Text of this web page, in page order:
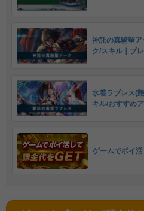
神託の真騎聖
ク/スキル｜ブ
水着ラブレス(
キル/おすすめ
ゲームでポイ活